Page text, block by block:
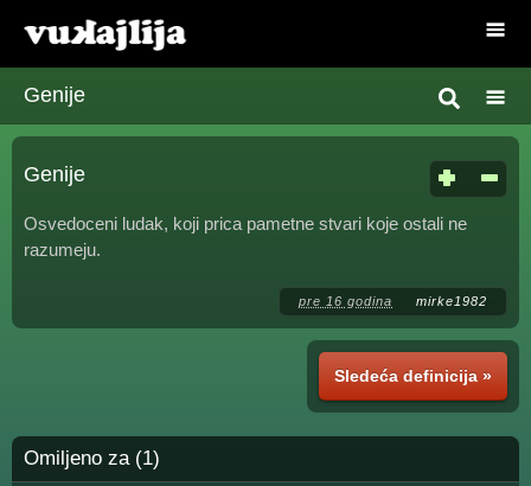
Genije
Genije
Osvedoceni ludak, koji prica pametne stvari koje ostali ne
razumeju.
pre 16 godina mirke1982
Sledeća definicija »
Omiljeno za (1)